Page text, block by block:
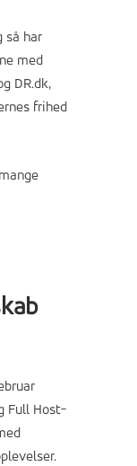
så har
med
DR.dk,
frihed
Full Host-